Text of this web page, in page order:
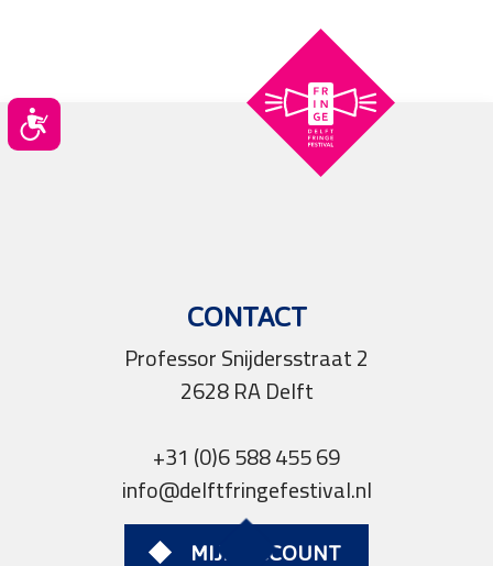
CONTACT
Professor Snijdersstraat 2
2628 RA Delft
+31 (0)6 588 455 69
info@delftfringefestival.nl
MIJN ACCOUNT